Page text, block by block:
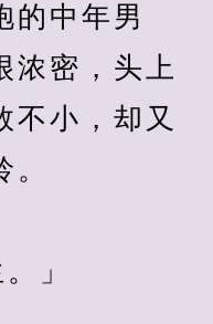
的中年男
浓密，头上
不小，却又
」